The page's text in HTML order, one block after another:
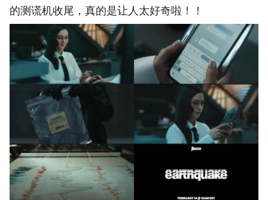
的测谎机收尾，真的是让人太好奇啦！！